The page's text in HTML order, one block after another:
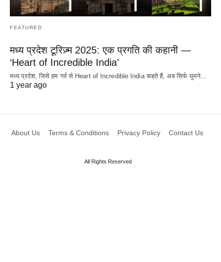
FEATURED
मध्य प्रदेश टूरिज़्म 2025: एक प्रगति की कहानी —
‘Heart of Incredible India’
मध्य प्रदेश, जिसे हम गर्व से Heart of Incredible India कहते हैं, अब सिर्फ घूमने…
1 year ago
About Us Terms & Conditions Privacy Policy Contact Us
All Rights Reserved